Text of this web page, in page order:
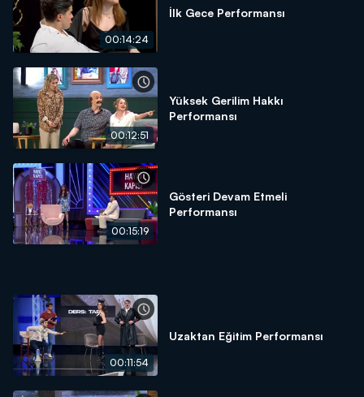
00:14:24
İlk Gece Performansı
00:12:51
Yüksek Gerilim Hakkı
Performansı
00:15:19
Gösteri Devam Etmeli
Performansı
00:11:54
Uzaktan Eğitim Performansı